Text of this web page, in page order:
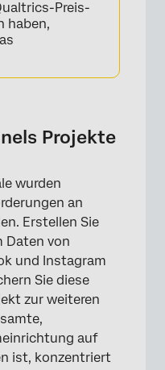
WORKFLOWs
Projekte in
Preis-
haben,
Projekte
wurden
an
Erstellen Sie
Daten von
und Instagram
Sie diese
zur weiteren
auf
ist, konzentriert